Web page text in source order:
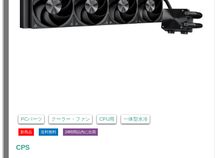
PCパーツ クーラー・ファン CPU用 一体型水冷
新商品 送料無料 24時間以内に出荷
CPS